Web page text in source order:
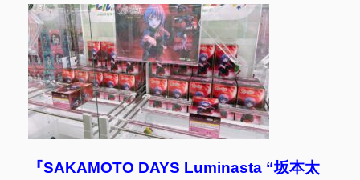
『SAKAMOTO DAYS Luminasta “坂本太